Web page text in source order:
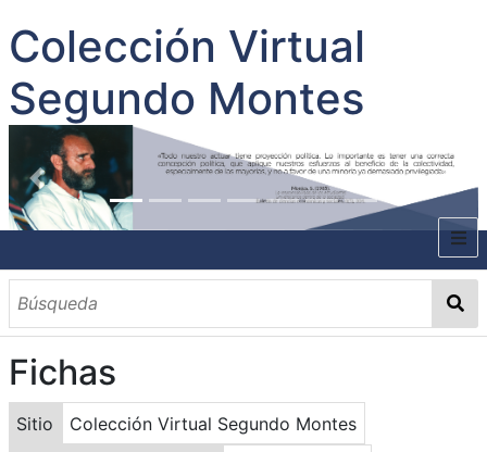
Colección Virtual
Segundo Montes
INICIO
SOBRE EL AUTOR
CONTENIDO
TODOS LOS DOCUMENTOS
CATEGORIAS
OBRAS SOBRE EL AUTOR P. SEGUNDO MONTES
MATERIAS
PALABRAS CLAVES
MULTIMEDIA
Fichas
Sitio
Colección Virtual Segundo Montes